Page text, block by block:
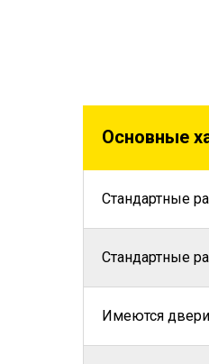
Основные
Стандартные
Стандартные
Имеются